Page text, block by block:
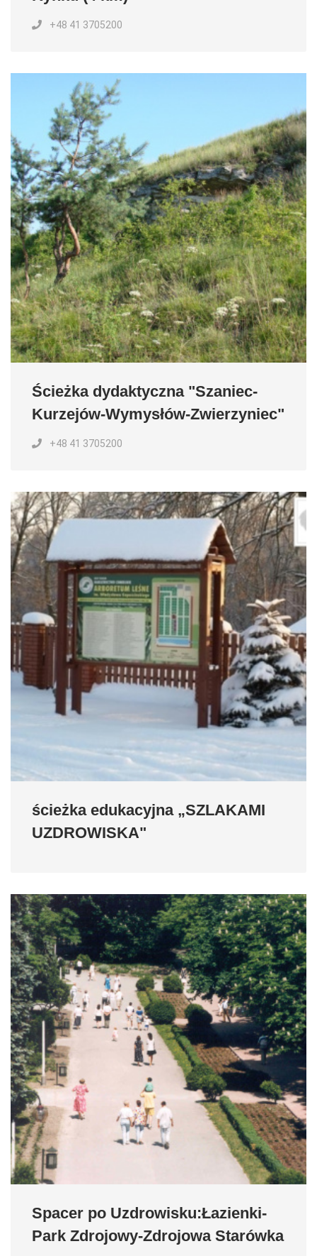
+48 41 3705200
Ścieżka dydaktyczna "Szaniec-
Kurzejów-Wymysłów-Zwierzyniec"
+48 41 3705200
ścieżka edukacyjna „SZLAKAMI
UZDROWISKA"
Spacer po Uzdrowisku:Łazienki-
Park Zdrojowy-Zdrojowa Starówka